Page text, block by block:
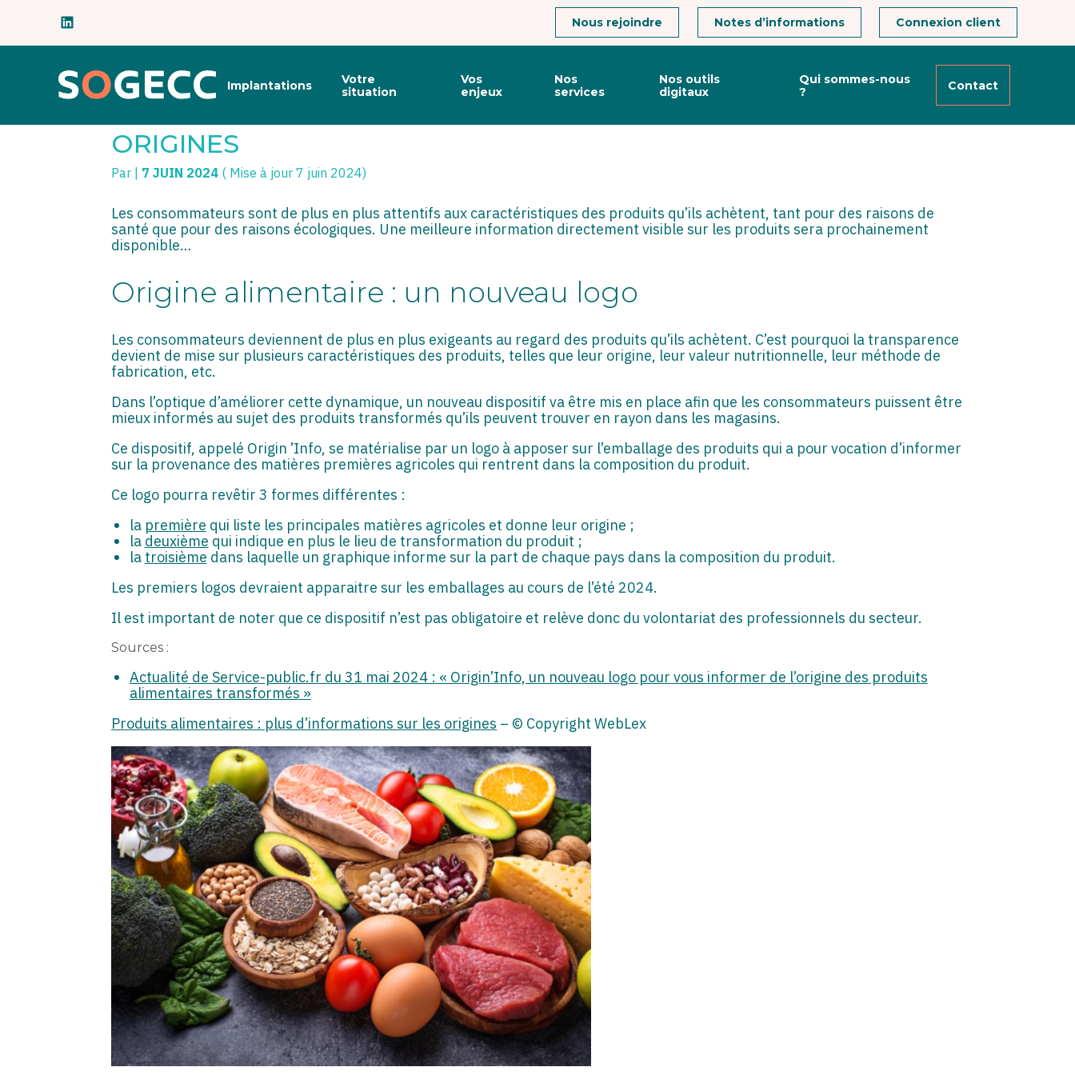
Connexion client
Notes d’informations
Nous rejoindre
Aller
Principal
Implantations
Votre
situation
Vos
enjeux
Nos
services
Nos outils
digitaux
Qui sommes-nous
?
Contact
ORIGINES
Par | 7 JUIN 2024 ( Mise à jour 7 juin 2024)
Les consommateurs sont de plus en plus attentifs aux caractéristiques des produits qu’ils achètent, tant pour des raisons de
santé que pour des raisons écologiques. Une meilleure information directement visible sur les produits sera prochainement
disponible…
Origine alimentaire : un nouveau logo
Les consommateurs deviennent de plus en plus exigeants au regard des produits qu’ils achètent. C’est pourquoi la transparence
devient de mise sur plusieurs caractéristiques des produits, telles que leur origine, leur valeur nutritionnelle, leur méthode de
fabrication, etc.
Dans l’optique d’améliorer cette dynamique, un nouveau dispositif va être mis en place afin que les consommateurs puissent être
mieux informés au sujet des produits transformés qu’ils peuvent trouver en rayon dans les magasins.
Ce dispositif, appelé Origin ’Info, se matérialise par un logo à apposer sur l’emballage des produits qui a pour vocation d’informer
sur la provenance des matières premières agricoles qui rentrent dans la composition du produit.
Ce logo pourra revêtir 3 formes différentes :
la première qui liste les principales matières agricoles et donne leur origine ;
la deuxième qui indique en plus le lieu de transformation du produit ;
la troisième dans laquelle un graphique informe sur la part de chaque pays dans la composition du produit.
Les premiers logos devraient apparaitre sur les emballages au cours de l’été 2024.
Il est important de noter que ce dispositif n’est pas obligatoire et relève donc du volontariat des professionnels du secteur.
Sources :
Actualité de Service-public.fr du 31 mai 2024 : « Origin’Info, un nouveau logo pour vous informer de l’origine des produits
alimentaires transformés »
Produits alimentaires : plus d’informations sur les origines – © Copyright WebLex